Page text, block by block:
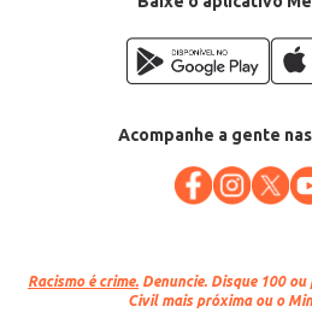
Acompanhe a gente
Racismo é crime. Denuncie. Disque 100
Civil mais próxima ou o